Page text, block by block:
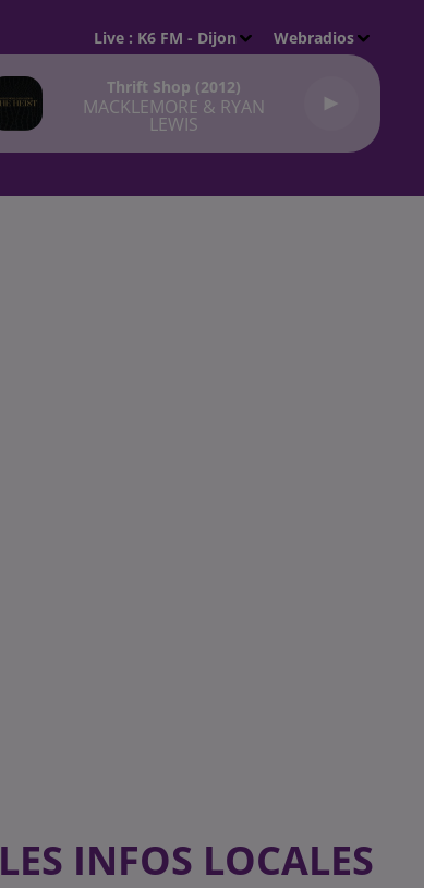
Live : K6 FM - Dijon Webradios
Thrift Shop (2012)
MACKLEMORE & RYAN
LEWIS
LES INFOS LOCALES